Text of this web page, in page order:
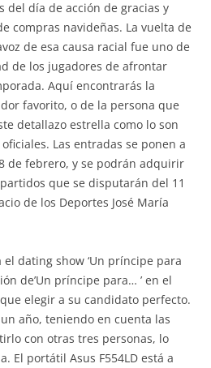
del día de acción de gracias y
compras navideñas. La vuelta de
de esa causa racial fue uno de
de los jugadores de afrontar
Aquí encontrarás la
favorito, o de la persona que
detallazo estrella como lo son
Las entradas se ponen a
de febrero, y se podrán adquirir
que se disputarán del 11
de los Deportes José María
dating show ‘Un príncipe para
de’Un príncipe para… ’ en el
elegir a su candidato perfecto.
año, teniendo en cuenta las
con otras tres personas, lo
El portátil Asus F554LD está a